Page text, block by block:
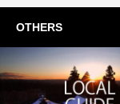
OTHERS